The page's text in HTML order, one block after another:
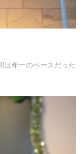
は年一のペースだった